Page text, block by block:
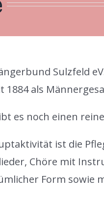
Sulzfeld
1884 als
es noch einen
ist die
Chöre mit
Form sowie